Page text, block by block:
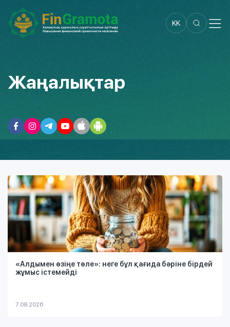
KK
Жаңалықтар
«Алдымен өзіңе төле»: неге бұл қағида бәріне бірдей
жұмыс істемейді
7.08.2026